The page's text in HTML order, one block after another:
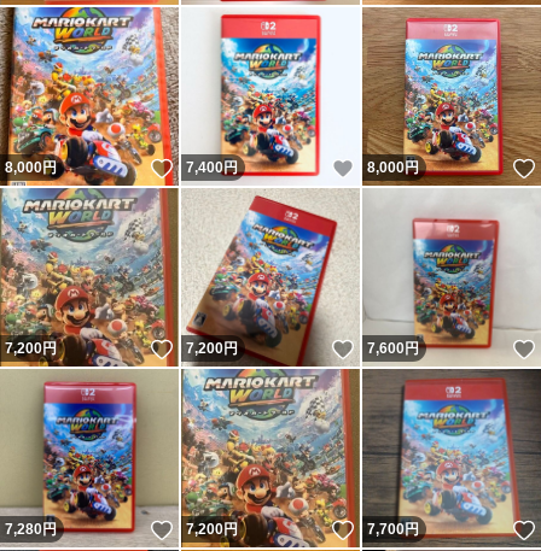
8,000円 いいね！
7,400円 いいね！
8,000円
7,200円 いいね！
7,200円 いいね！
7,600円
7,280円 いいね！
7,200円 いいね！
7,700円